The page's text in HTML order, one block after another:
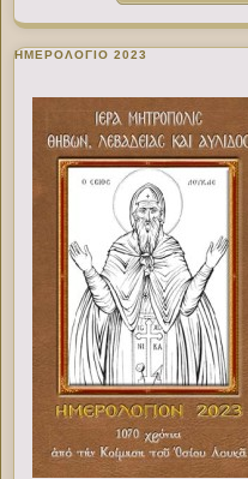
ΗΜΕΡΟΛΟΓΙΟ 2023